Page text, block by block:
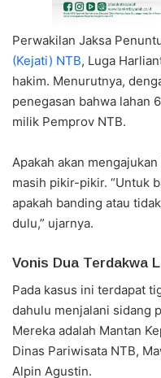
Perwakilan Jaksa
(Kejati) NTB, Luga
hakim. Menurutnya,
penegasan bahwa lahan
milik Pemprov NTB.
Apakah akan
masih pikir-pikir. “Untuk
apakah banding atau
dulu,” ujarnya.
Vonis Dua Terdakwa
Pada kasus ini terdapat
dahulu menjalani sidang
Mereka adalah Mantan
Dinas Pariwisata NTB,
Alpin Agustin.